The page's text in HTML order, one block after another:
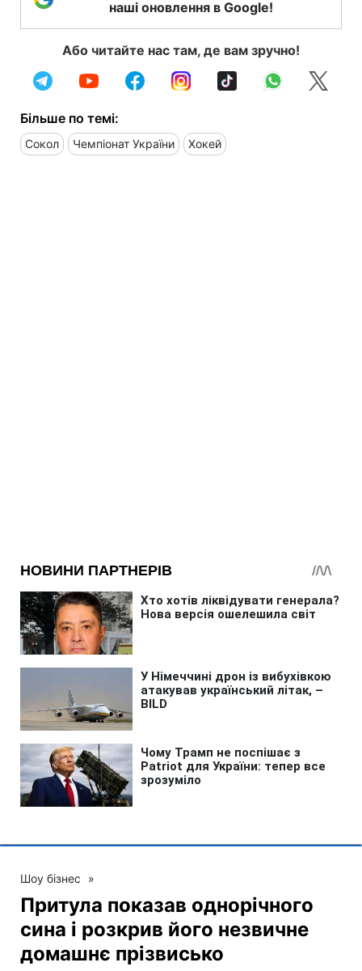
наші оновлення в Google!
Або читайте нас там, де вам зручно!
Більше по темі:
Сокол Чемпіонат України Хокей
Шоу бізнес »
Притула показав однорічного
сина і розкрив його незвичне
домашнє прізвисько